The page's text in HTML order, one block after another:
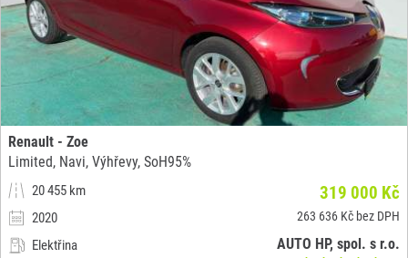
Renault - Zoe
Limited, Navi, Výhřevy, SoH95%
20 455 km
2020
Elektřina
319 000 Kč
263 636 Kč bez DPH
AUTO HP, spol. s r.o.